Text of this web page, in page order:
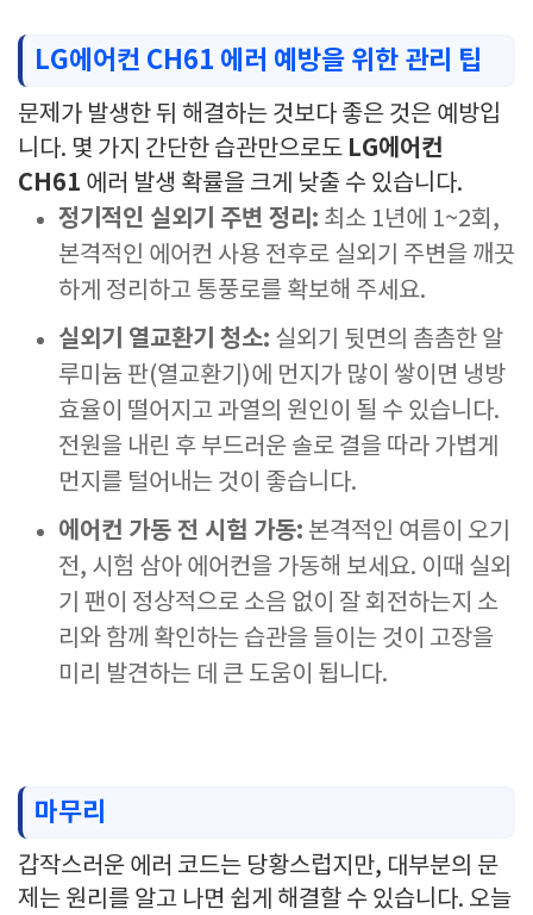
LG에어컨 CH61 에러 예방을 위한 관리 팁
문제가 발생한 뒤 해결하는 것보다 좋은 것은 예방입
니다. 몇 가지 간단한 습관만으로도 LG에어컨
CH61 에러 발생 확률을 크게 낮출 수 있습니다.
정기적인 실외기 주변 정리: 최소 1년에 1~2회,
본격적인 에어컨 사용 전후로 실외기 주변을 깨끗
하게 정리하고 통풍로를 확보해 주세요.
실외기 열교환기 청소: 실외기 뒷면의 촘촘한 알
루미늄 판(열교환기)에 먼지가 많이 쌓이면 냉방
효율이 떨어지고 과열의 원인이 될 수 있습니다.
전원을 내린 후 부드러운 솔로 결을 따라 가볍게
먼지를 털어내는 것이 좋습니다.
에어컨 가동 전 시험 가동: 본격적인 여름이 오기
전, 시험 삼아 에어컨을 가동해 보세요. 이때 실외
기 팬이 정상적으로 소음 없이 잘 회전하는지 소
리와 함께 확인하는 습관을 들이는 것이 고장을
미리 발견하는 데 큰 도움이 됩니다.
마무리
갑작스러운 에러 코드는 당황스럽지만, 대부분의 문
제는 원리를 알고 나면 쉽게 해결할 수 있습니다. 오늘